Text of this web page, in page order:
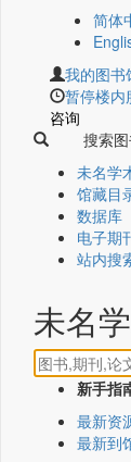
简体
我的图书
暂停楼内
咨询
搜索
未名学
馆藏目
数据库
电子期
站内搜
未名
新手指
最新资
最新到